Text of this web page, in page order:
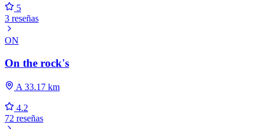
5
3 reseñas
ON
On the rock's
A 33.17 km
4.2
72 reseñas